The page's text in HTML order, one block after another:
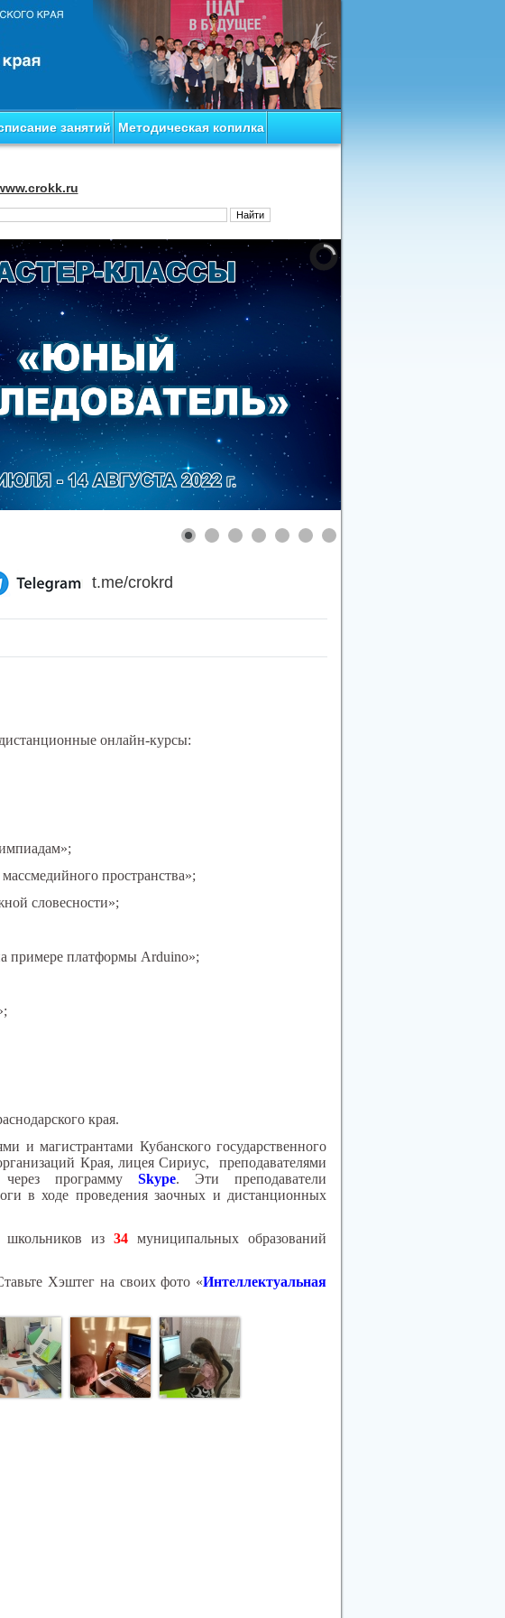
занятий Методическая копилка
t.me/crokrd
онлайн-курсы:
пространства»;
словесности»;
примере платформы Arduino»;
края.
и магистрантами Кубанского государственного
Края, лицея Сириус, преподавателями
программу Skype. Эти преподаватели
в ходе проведения заочных и дистанционных
школьников из 34 муниципальных образований
Хэштег на своих фото «Интеллектуальная